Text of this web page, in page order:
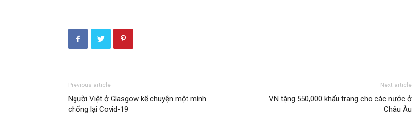
Previous article
Người Việt ở Glasgow kể chuyện một mình
chống lại Covid-19
Next article
VN tặng 550,000 khẩu trang cho các nước ở
Châu Âu